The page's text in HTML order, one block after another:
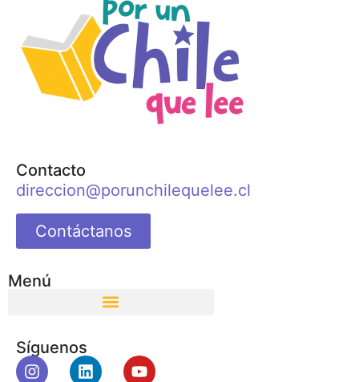
Contacto
direccion@porunchilequelee.cl
Contáctanos
Menú
Síguenos